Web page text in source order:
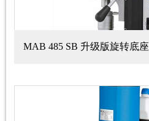
MAB 485 SB 升级版旋转底座